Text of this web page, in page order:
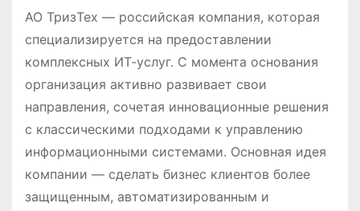
АО ТризТех — российская компания, которая
специализируется на предоставлении
комплексных ИТ-услуг. С момента основания
организация активно развивает свои
направления, сочетая инновационные решения
с классическими подходами к управлению
информационными системами. Основная идея
компании — сделать бизнес клиентов более
защищенным, автоматизированным и